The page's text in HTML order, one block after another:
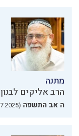
מתנה
הרב אליקים לבנון
ה אב התשפה (30.07.2025)